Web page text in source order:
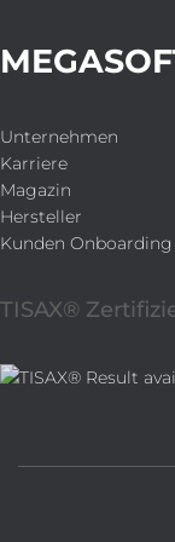
Unternehmen
Karriere
Magazin
Hersteller
Kunden Onboarding
TISAX®